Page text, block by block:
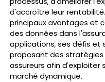
d'accroître leur
principaux avantages et
des données dans
applications, ses défis
proposant des stratégies
assureurs afin d'exploiter
marché dynamique.